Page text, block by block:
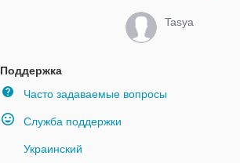
Tasya
Поддержка
Часто задаваемые вопросы
Служба поддержки
Украинский